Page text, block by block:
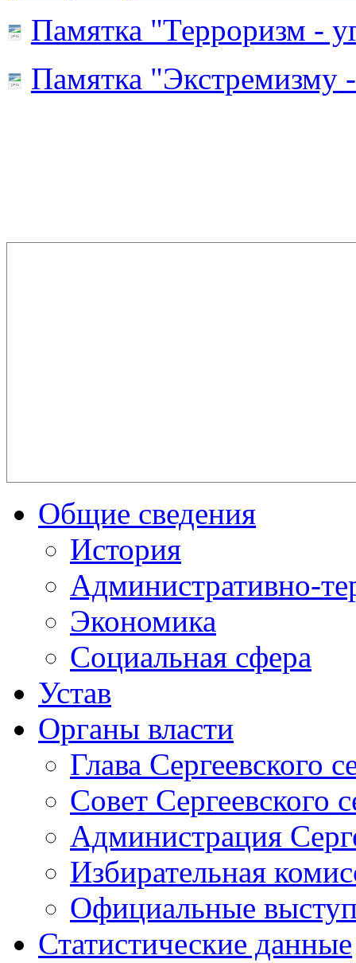
Памятка "Терроризм -
Памятка "Экстремизму
Общие сведения
История
Административно-
Экономика
Социальная сфера
Устав
Органы власти
Глава Сергеевского
Совет Сергеевского
Администрация
Избирательная
Официальные
Статистические данные